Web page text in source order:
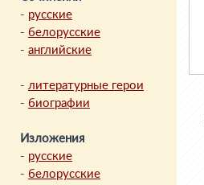
- русские
- белорусские
- английские
- литературные герои
- биографии
Изложения
- русские
- белорусские